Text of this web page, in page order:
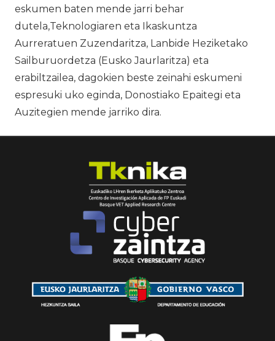
eskumen baten mende jarri behar
dutela,Teknologiaren eta Ikaskuntza
Aurreratuen Zuzendaritza, Lanbide Heziketako
Sailburuordetza (Eusko Jaurlaritza) eta
erabiltzailea, dagokien beste zeinahi eskumeni
espresuki uko eginda, Donostiako Epaitegi eta
Auzitegien mende jarriko dira.